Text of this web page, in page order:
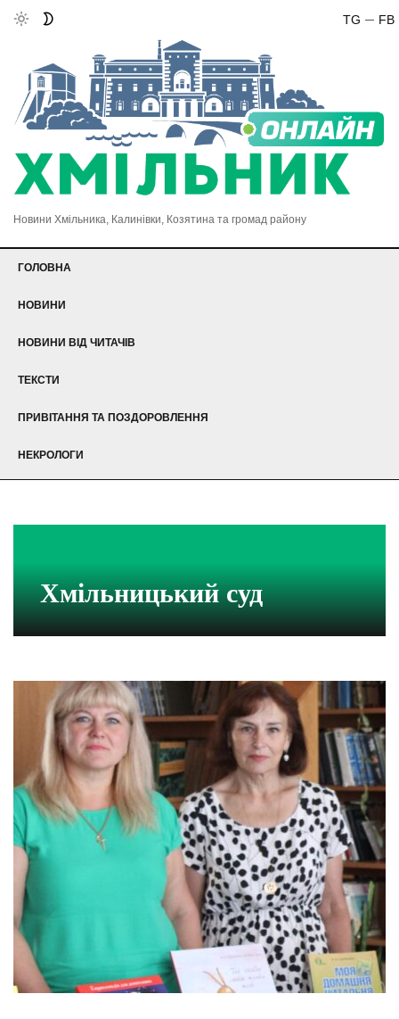
FB
TG
Новини Хмільника, Калинівки, Козятина та громад району
ГОЛОВНА
НОВИНИ
НОВИНИ ВІД ЧИТАЧІВ
ТЕКСТИ
ПРИВІТАННЯ ТА ПОЗДОРОВЛЕННЯ
НЕКРОЛОГИ
Хмільницький суд